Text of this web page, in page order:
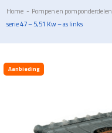
Home - Pompen en pomponderdelen
serie 47 – 5,51 Kw – as links
Aanbieding